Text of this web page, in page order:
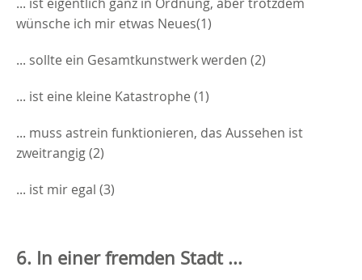
wünsche ich mir etwas Neues(1)
... sollte ein Gesamtkunstwerk werden (2)
... ist eine kleine Katastrophe (1)
... muss astrein funktionieren, das Aussehen ist
zweitrangig (2)
... ist mir egal (3)
6. In einer fremden Stadt ...